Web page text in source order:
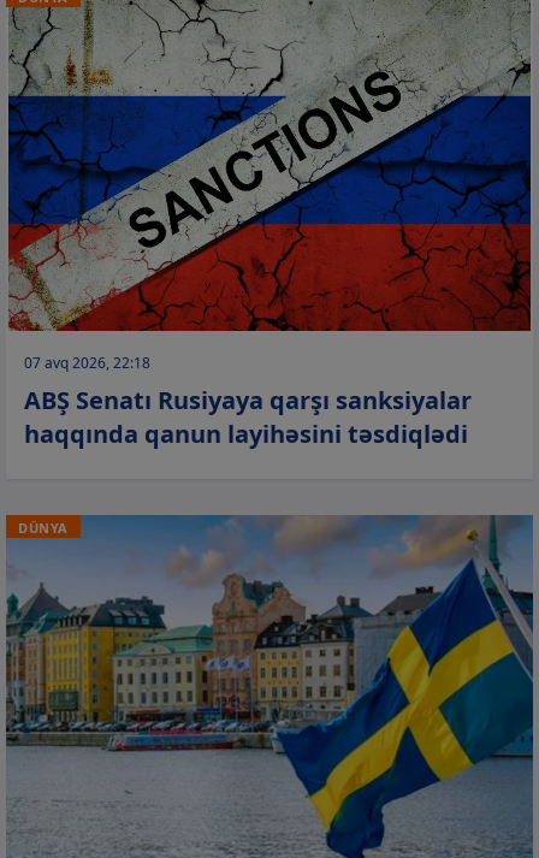
07 avq 2026, 22:18
ABŞ Senatı Rusiyaya qarşı sanksiyalar
haqqında qanun layihəsini təsdiqlədi
DÜNYA